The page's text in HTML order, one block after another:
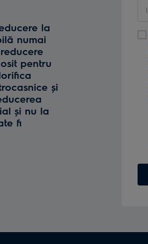
la
numai
pentru
și
și nu la
fi